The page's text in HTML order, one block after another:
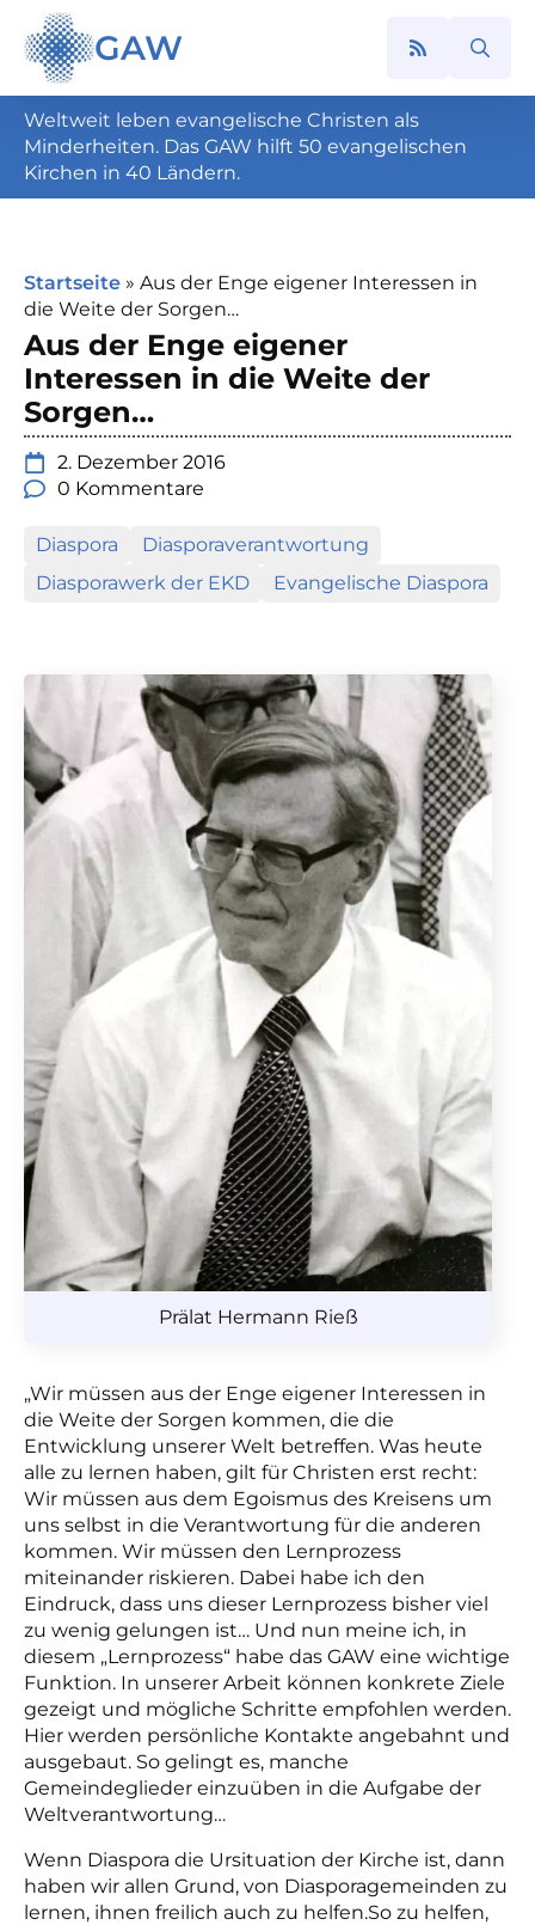
GAW
Search
Weltweit leben evangelische Christen als
Minderheiten. Das GAW hilft 50 evangelischen
Kirchen in 40 Ländern.
Startseite » Aus der Enge eigener Interessen in
die Weite der Sorgen…
Aus der Enge eigener
Interessen in die Weite der
Sorgen…
2. Dezember 2016
0 Kommentare
Diaspora
Diasporaverantwortung
Diasporawerk der EKD
Evangelische Diaspora
Prälat Hermann Rieß
„Wir müssen aus der Enge eigener Interessen in
die Weite der Sorgen kommen, die die
Entwicklung unserer Welt betreffen. Was heute
alle zu lernen haben, gilt für Christen erst recht:
Wir müssen aus dem Egoismus des Kreisens um
uns selbst in die Verantwortung für die anderen
kommen. Wir müssen den Lernprozess
miteinander riskieren. Dabei habe ich den
Eindruck, dass uns dieser Lernprozess bisher viel
zu wenig gelungen ist… Und nun meine ich, in
diesem „Lernprozess“ habe das GAW eine wichtige
Funktion. In unserer Arbeit können konkrete Ziele
gezeigt und mögliche Schritte empfohlen werden.
Hier werden persönliche Kontakte angebahnt und
ausgebaut. So gelingt es, manche
Gemeindeglieder einzuüben in die Aufgabe der
Weltverantwortung…
Wenn Diaspora die Ursituation der Kirche ist, dann
haben wir allen Grund, von Diasporagemeinden zu
lernen, ihnen freilich auch zu helfen.So zu helfen,